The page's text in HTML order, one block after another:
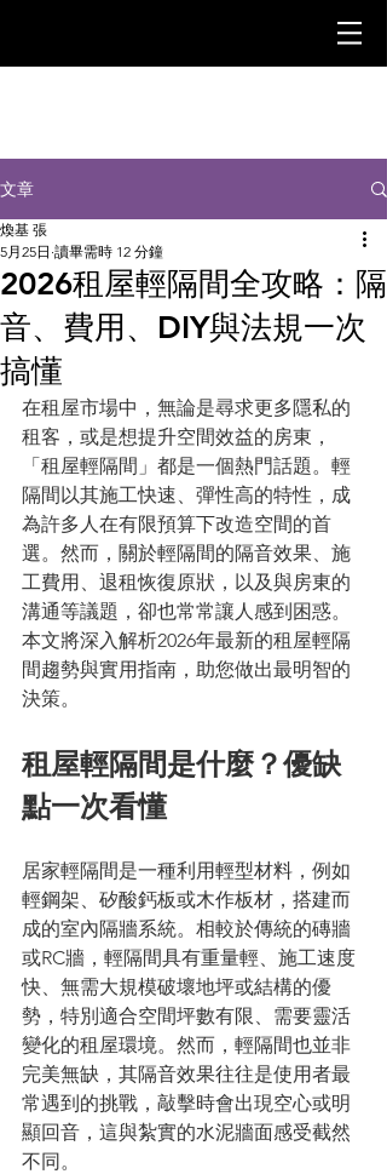
文章
2026租屋輕隔間全攻略：隔
音、費用、DIY與法規一次
搞懂
煥基 張
5月25日 讀畢需時 12 分鐘
在租屋市場中，無論是尋求更多隱私的
租客，或是想提升空間效益的房東，
「租屋輕隔間」都是一個熱門話題。輕
隔間以其施工快速、彈性高的特性，成
為許多人在有限預算下改造空間的首
選。然而，關於輕隔間的隔音效果、施
工費用、退租恢復原狀，以及與房東的
溝通等議題，卻也常常讓人感到困惑。
本文將深入解析2026年最新的租屋輕隔
間趨勢與實用指南，助您做出最明智的
決策。
租屋輕隔間是什麼？優缺
點一次看懂
居家輕隔間是一種利用輕型材料，例如
輕鋼架、矽酸鈣板或木作板材，搭建而
成的室內隔牆系統。相較於傳統的磚牆
或RC牆，輕隔間具有重量輕、施工速度
快、無需大規模破壞地坪或結構的優
勢，特別適合空間坪數有限、需要靈活
變化的租屋環境。然而，輕隔間也並非
完美無缺，其隔音效果往往是使用者最
常遇到的挑戰，敲擊時會出現空心或明
顯回音，這與紮實的水泥牆面感受截然
不同。